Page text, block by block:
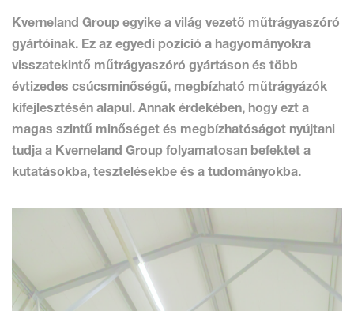
Kverneland Group egyike a világ vezető műtrágyaszóró
gyártóinak. Ez az egyedi pozíció a hagyományokra
visszatekintő műtrágyaszóró gyártáson és több
évtizedes csúcsminőségű, megbízható műtrágyázók
kifejlesztésén alapul. Annak érdekében, hogy ezt a
magas szintű minőséget és megbízhatóságot nyújtani
tudja a Kverneland Group folyamatosan befektet a
kutatásokba, tesztelésekbe és a tudományokba.